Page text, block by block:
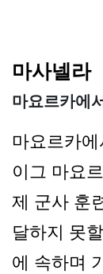
마사넬라
마요르카에
마요르카
이그 마요
제 군사 훈
달하지 못
에 속하며